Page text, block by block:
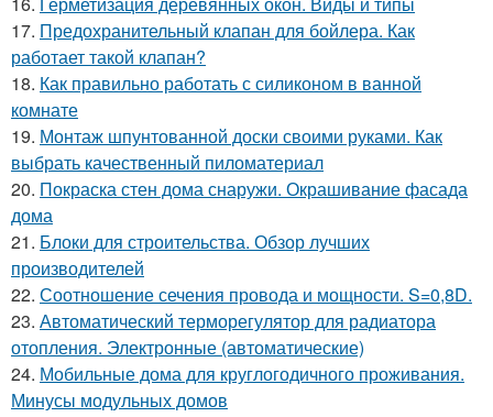
17. Предохранительный клапан для бойлера. Как
работает такой клапан?
18. Как правильно работать с силиконом в ванной
комнате
19. Монтаж шпунтованной доски своими руками. Как
выбрать качественный пиломатериал
20. Покраска стен дома снаружи. Окрашивание фасада
дома
21. Блоки для строительства. Обзор лучших
производителей
22. Соотношение сечения провода и мощности. S=0,8D.
23. Автоматический терморегулятор для радиатора
отопления. Электронные (автоматические)
24. Мобильные дома для круглогодичного проживания.
Минусы модульных домов